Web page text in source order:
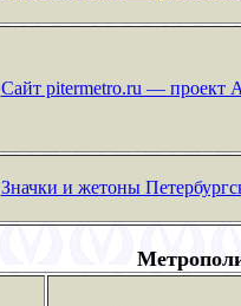
Сайт pitermetro.ru — проект
Значки и жетоны